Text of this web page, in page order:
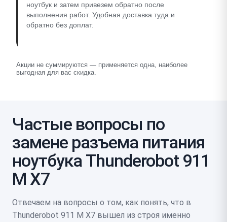
ноутбук и затем привезем обратно после
выполнения работ. Удобная доставка туда и
обратно без доплат.
Акции не суммируются — применяется одна, наиболее
выгодная для вас скидка.
Частые вопросы по
замене разъема питания
ноутбука Thunderobot 911
M X7
Отвечаем на вопросы о том, как понять, что в
Thunderobot 911 M X7 вышел из строя именно